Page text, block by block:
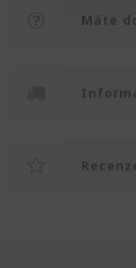
Máte